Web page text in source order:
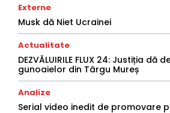
Externe
Musk dă Niet Ucrainei
Actualitate
DEZVĂLUIRILE FLUX 24: Justiția
gunoaielor din Târgu Mureș
Analize
Serial video inedit de promovare